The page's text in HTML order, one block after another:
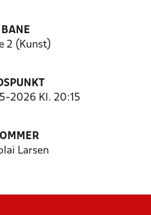
BANE
2 (Kunst)
2026 Kl. 20:15
Larsen